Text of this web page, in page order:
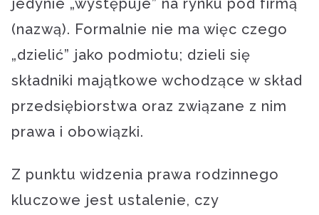
jedynie „występuje” na rynku pod firmą
(nazwą). Formalnie nie ma więc czego
„dzielić” jako podmiotu; dzieli się
składniki majątkowe wchodzące w skład
przedsiębiorstwa oraz związane z nim
prawa i obowiązki.
Z punktu widzenia prawa rodzinnego
kluczowe jest ustalenie, czy